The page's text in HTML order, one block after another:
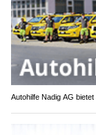
Autohilfe Nadig AG